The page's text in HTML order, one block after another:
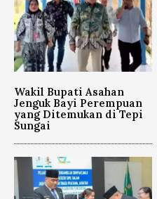
Wakil Bupati Asahan
Jenguk Bayi Perempuan
yang Ditemukan di Tepi
Sungai